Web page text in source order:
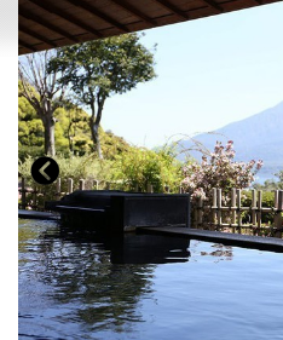
普通車：1,300円（※2泊目以降は
ご予約制ではございません。
ホテルより黒ノ壽へお越しのお客
ホテルの無料巡回シャトルバスを
さいませ。
降車専用のバス停より徒歩5分で
天文館でお買い物や観光のち直接
す。
ホテルへチェックインせず黒ノ壽
事前にご連絡くださいませ。
ご夕食「宿泊者限定コース 城山ブ
※料理画像はイメージです